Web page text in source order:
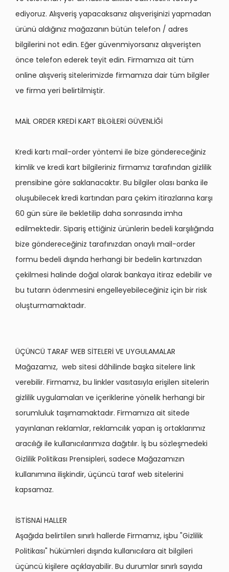
ediyoruz. Alışveriş yapacaksanız alışverişinizi yapmadan
ürünü aldığınız mağazanın bütün telefon / adres
bilgilerini not edin. Eğer güvenmiyorsanız alışverişten
önce telefon ederek teyit edin. Firmamıza ait tüm
online alışveriş sitelerimizde firmamıza dair tüm bilgiler
ve firma yeri belirtilmiştir.
MAİL ORDER KREDİ KART BİLGİLERİ GÜVENLİĞİ
Kredi kartı mail-order yöntemi ile bize göndereceğiniz
kimlik ve kredi kart bilgileriniz firmamız tarafından gizlilik
prensibine göre saklanacaktır. Bu bilgiler olası banka ile
oluşubilecek kredi kartından para çekim itirazlarına karşı
60 gün süre ile bekletilip daha sonrasında imha
edilmektedir. Sipariş ettiğiniz ürünlerin bedeli karşılığında
bize göndereceğiniz tarafınızdan onaylı mail-order
formu bedeli dışında herhangi bir bedelin kartınızdan
çekilmesi halinde doğal olarak bankaya itiraz edebilir ve
bu tutarın ödenmesini engelleyebileceğiniz için bir risk
oluşturmamaktadır.
ÜÇÜNCÜ TARAF WEB SİTELERİ VE UYGULAMALAR
Mağazamız, web sitesi dâhilinde başka sitelere link
verebilir. Firmamız, bu linkler vasıtasıyla erişilen sitelerin
gizlilik uygulamaları ve içeriklerine yönelik herhangi bir
sorumluluk taşımamaktadır. Firmamıza ait sitede
yayınlanan reklamlar, reklamcılık yapan iş ortaklarımız
aracılığı ile kullanıcılarımıza dağıtılır. İş bu sözleşmedeki
Gizlilik Politikası Prensipleri, sadece Mağazamızın
kullanımına ilişkindir, üçüncü taraf web sitelerini
kapsamaz.
İSTİSNAİ HALLER
Aşağıda belirtilen sınırlı hallerde Firmamız, işbu "Gizlilik
Politikası" hükümleri dışında kullanıcılara ait bilgileri
üçüncü kişilere açıklayabilir. Bu durumlar sınırlı sayıda